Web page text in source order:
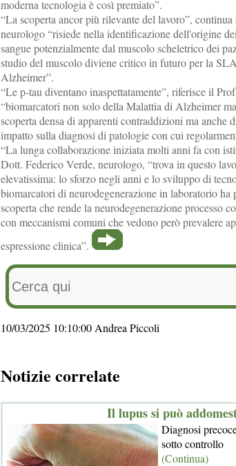
moderna tecnologia è così premiato”.
“La scoperta ancor più rilevante del lavoro”,
neurologo “risiede nella identificazione dell'origine
sangue potenzialmente dal muscolo scheletrico dei
studio del muscolo diviene critico in futuro per la
Alzheimer”.
“Le p-tau diventano inaspettatamente”, riferisce il
“biomarcatori non solo della Malattia di Alzheimer
scoperta densa di apparenti contraddizioni ma anche
impatto sulla diagnosi di patologie con cui
“La lunga collaborazione iniziata molti anni fa con
Dott. Federico Verde, neurologo, “trova in questo
elevatissima: lo sforzo negli anni e lo sviluppo di
biomarcatori di neurodegenerazione in laboratorio ha
scoperta che rende la neurodegenerazione processo
con meccanismi comuni che vedono però prevalere
espressione clinica”.
10/03/2025 10:10:00 Andrea Piccoli
Notizie correlate
Il lupus si può
Diagnosi
sotto controllo
(Continua)